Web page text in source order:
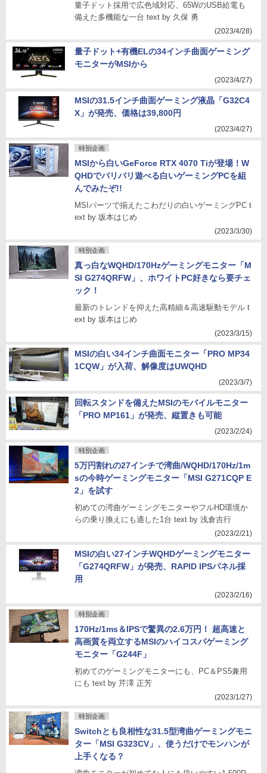
量子ドット採用で広色域対応、65WのUSB給電も
備えた多機能な一台 text by 久保 勇
(2023/4/28)
量子ドット+有機ELの34インチ曲面ゲーミング
モニターがMSIから
(2023/4/27)
MSIの31.5インチ曲面ゲーミング液晶「G32C4
X」が発売、価格は39,800円
(2023/4/27)
特別企画
MSIから白いGeForce RTX 4070 Tiが登場！W
QHDでバリバリ遊べる白いゲーミングPCを組
んでみたぞ!!
MSIパーツで揃えたこわだりの白いゲーミングPC t
ext by 坂本はじめ
(2023/3/30)
特別企画
真っ白なWQHD/170Hzゲーミングモニター「M
SI G274QRFW」、ホワイトPC好きなら要チェ
ック！
最新のトレンドを抑えた高精細＆高速駆動モデル t
ext by 坂本はじめ
(2023/3/15)
MSIの白い34インチ曲面モニター「PRO MP34
1CQW」が入荷、解像度はUWQHD
(2023/3/7)
回転スタンドを備えたMSIのモバイルモニター
「PRO MP161」が発売、縦置きも可能
(2023/2/24)
特別企画
5万円割れの27インチで湾曲/WQHD/170Hz/1m
sの今時ゲーミングモニター「MSI G271CQP E
2」を試す
初めての湾曲ゲーミングモニターやフルHD環境か
らの乗り換えにも適した1台 text by 浅倉吉行
(2023/2/21)
MSIの白い27インチWQHDゲーミングモニター
「G274QRFW」が発売、RAPID IPSパネル採
用
(2023/2/16)
特別企画
170Hz/1ms＆IPSで驚異の2.6万円！ 超高速と
高画質を両立するMSIのハイコスパゲーミング
モニター「G244F」
初めてのゲーミングモニターにも、PC＆PS5兼用
にも text by 芹澤 正芳
(2023/1/27)
特別企画
Switchとも良相性な31.5型湾曲ゲーミングモニ
ター「MSI G323CV」、使うだけでモンハンが
上手くなる？